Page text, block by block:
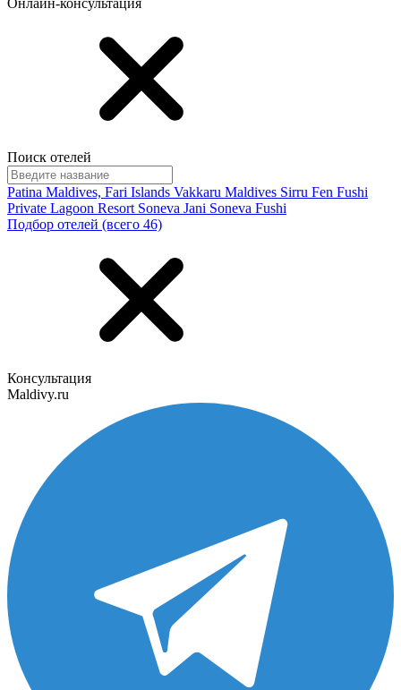
Поиск отелей
Patina Maldives, Fari Islands Vakkaru Maldives Sirru Fen Fushi
Private Lagoon Resort Soneva Jani Soneva Fushi
Подбор отелей (всего 46)
Консультация
Maldivy.ru